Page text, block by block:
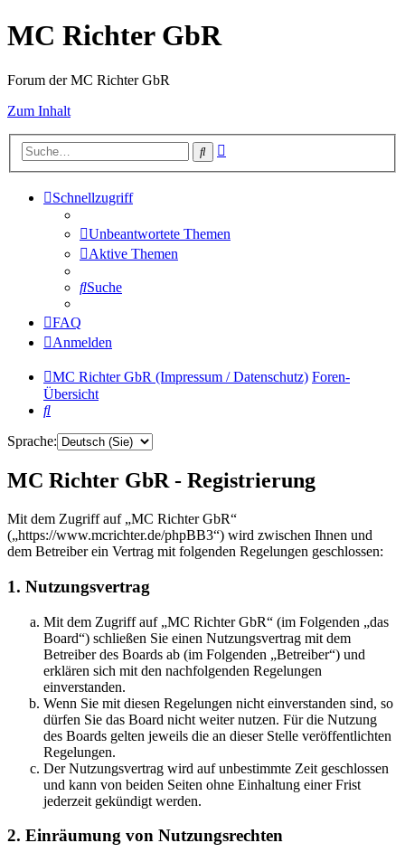
MC Richter GbR
Forum der MC Richter GbR
Zum Inhalt
Suche
Schnellzugriff
Unbeantwortete Themen
Aktive Themen
Suche
FAQ
Anmelden
MC Richter GbR (Impressum / Datenschutz) Foren-
Übersicht
Suche
Sprache:
MC Richter GbR - Registrierung
Mit dem Zugriff auf „MC Richter GbR“
(„https://www.mcrichter.de/phpBB3“) wird zwischen Ihnen und
dem Betreiber ein Vertrag mit folgenden Regelungen geschlossen:
1. Nutzungsvertrag
Mit dem Zugriff auf „MC Richter GbR“ (im Folgenden „das
Board“) schließen Sie einen Nutzungsvertrag mit dem
Betreiber des Boards ab (im Folgenden „Betreiber“) und
erklären sich mit den nachfolgenden Regelungen
einverstanden.
Wenn Sie mit diesen Regelungen nicht einverstanden sind, so
dürfen Sie das Board nicht weiter nutzen. Für die Nutzung
des Boards gelten jeweils die an dieser Stelle veröffentlichten
Regelungen.
Der Nutzungsvertrag wird auf unbestimmte Zeit geschlossen
und kann von beiden Seiten ohne Einhaltung einer Frist
jederzeit gekündigt werden.
2. Einräumung von Nutzungsrechten